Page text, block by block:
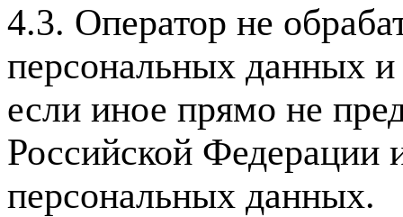
4.3. Оператор не
персональных данных
если иное прямо не
Российской Федерации
персональных данных.